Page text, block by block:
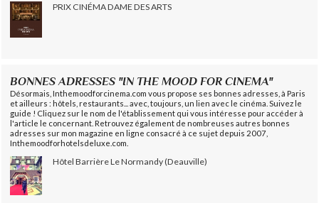
PRIX CINÉMA DAME DES ARTS
BONNES ADRESSES "IN THE MOOD FOR CINEMA"
Désormais, Inthemoodforcinema.com vous propose ses bonnes adresses, à Paris
et ailleurs : hôtels, restaurants... avec, toujours, un lien avec le cinéma. Suivez le
guide ! Cliquez sur le nom de l'établissement qui vous intéresse pour accéder à
l'article le concernant. Retrouvez également de nombreuses autres bonnes
adresses sur mon magazine en ligne consacré à ce sujet depuis 2007,
Inthemoodforhotelsdeluxe.com.
Hôtel Barrière Le Normandy (Deauville)